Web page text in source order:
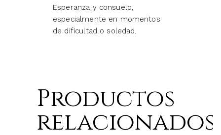
Esperanza y consuelo,
especialmente en momentos
de dificultad o soledad.
Productos
relacionados